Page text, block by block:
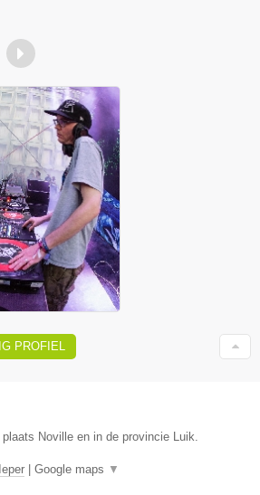
PROFIEL
Noville en in de provincie Luik.
Ieper Google maps ▼